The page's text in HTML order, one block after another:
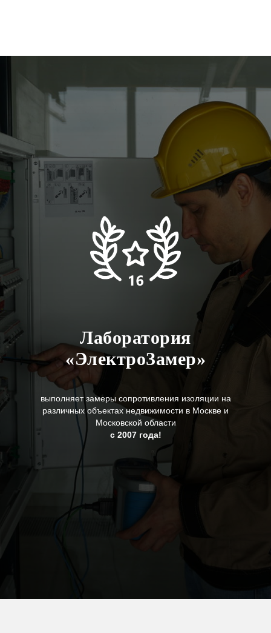
Лаборатория
«ЭлектроЗамер»
выполняет замеры сопротивления изоляции на
различных объектах недвижимости в Москве и
Московской области
с 2007 года!